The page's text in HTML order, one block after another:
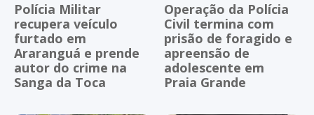
Polícia Militar
recupera veículo
furtado em
Araranguá e prende
autor do crime na
Sanga da Toca
Operação da Polícia
Civil termina com
prisão de foragido e
apreensão de
adolescente em
Praia Grande